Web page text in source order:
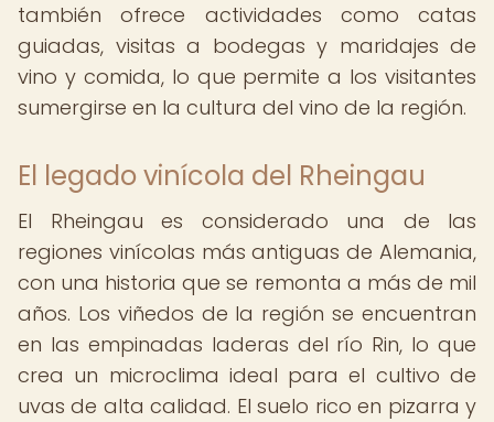
también ofrece actividades como catas
guiadas, visitas a bodegas y maridajes de
vino y comida, lo que permite a los visitantes
sumergirse en la cultura del vino de la región.
El legado vinícola del Rheingau
El Rheingau es considerado una de las
regiones vinícolas más antiguas de Alemania,
con una historia que se remonta a más de mil
años. Los viñedos de la región se encuentran
en las empinadas laderas del río Rin, lo que
crea un microclima ideal para el cultivo de
uvas de alta calidad. El suelo rico en pizarra y